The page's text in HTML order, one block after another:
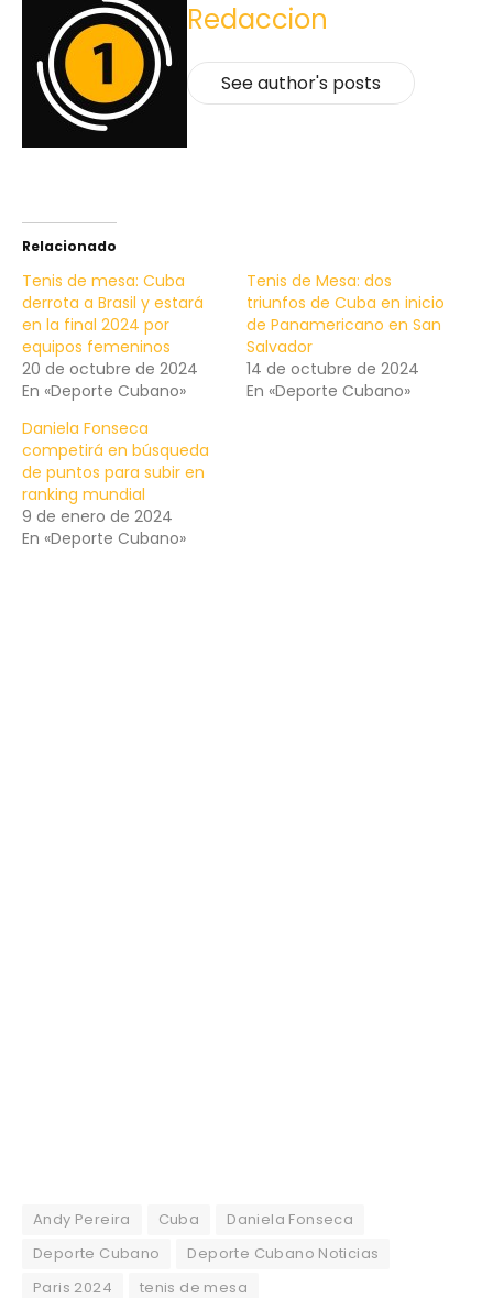
Redaccion
See author's posts
Relacionado
Tenis de mesa: Cuba
derrota a Brasil y estará
en la final 2024 por
equipos femeninos
20 de octubre de 2024
En «Deporte Cubano»
Tenis de Mesa: dos
triunfos de Cuba en inicio
de Panamericano en San
Salvador
14 de octubre de 2024
En «Deporte Cubano»
Daniela Fonseca
competirá en búsqueda
de puntos para subir en
ranking mundial
9 de enero de 2024
En «Deporte Cubano»
Andy Pereira Cuba
Daniela Fonseca
Deporte Cubano
Deporte Cubano Noticias
Paris 2024
tenis de mesa